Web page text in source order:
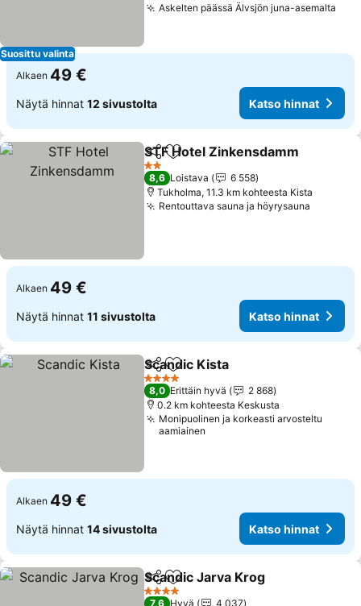
Suosittu valinta
Askelten päässä Älvsjön juna-asemalta
Alkaen 49 €
Näytä hinnat 12 sivustolta Katso hinnat
Jaa Lisää suosikkeihin
STF Hotel Zinkensdamm
2 Tähtiluokitus
8,6 Loistava
6 558
Tukholma, 11.3 km kohteesta Kista
Rentouttava sauna ja höyrysauna
Alkaen 49 €
Näytä hinnat 11 sivustolta Katso hinnat
Jaa Lisää suosikkeihin
Scandic Kista
4 Tähtiluokitus
8,0 Erittäin hyvä
2 868
0.2 km kohteesta Keskusta
Monipuolinen ja korkeasti arvosteltu
aamiainen
Alkaen 49 €
Näytä hinnat 14 sivustolta Katso hinnat
Jaa Lisää suosikkeihin
Scandic Jarva Krog
4 Tähtiluokitus
7,6 Hyvä
4 037